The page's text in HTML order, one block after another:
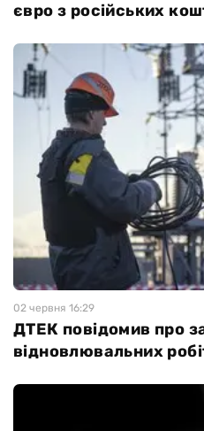
євро з російських
02 червня 16:29
ДТЕК повідомив про
відновлювальних